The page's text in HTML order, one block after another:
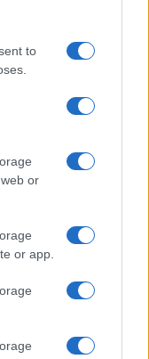
to
or
or app.
di
news